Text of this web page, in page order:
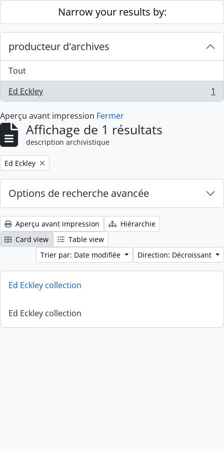
Skip to main contentNarrow your results by:
producteur d'archives
Tout
Ed Eckley
, 1 résultats 1
Aperçu avant impression Fermer
Affichage de 1 résultats
description archivistique
Remove filter:
Ed Eckley
Options de recherche avancée
Aperçu avant impression
Hiérarchie
Card view
Table view
Trier par: Date modifiée
Direction: Décroissant
Ed Eckley collection
Ed Eckley collection